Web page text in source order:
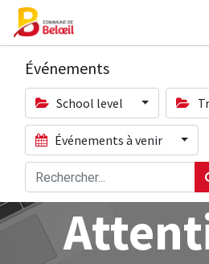
Événements
School level
Événements à venir